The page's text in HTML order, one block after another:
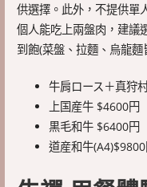
供選擇。此外，不提供單
個人能吃上兩盤肉，建議
到飽(菜盤、拉麵、烏龍麵
牛肩ロース＋真狩
上国産牛 $4600円
黒毛和牛 $6400円
道産和牛